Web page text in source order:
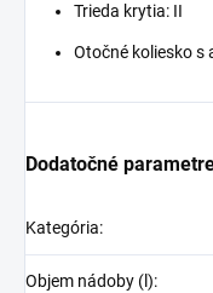
Trieda krytia: II
Otočné koliesko s
Dodatočné
Kategória:
Objem nádoby (l):